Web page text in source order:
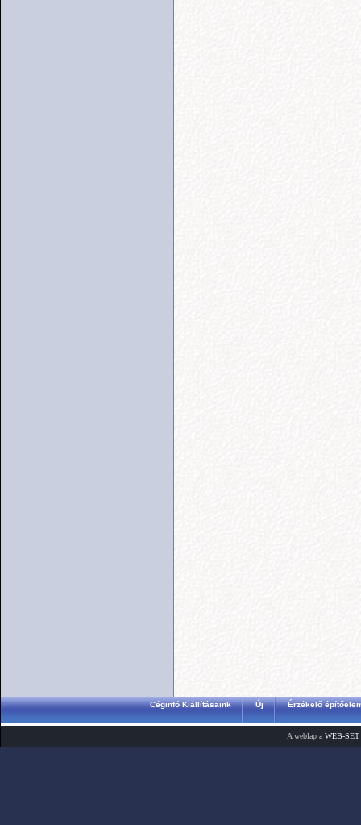
Céginfó Kiállításaink Új Érzékelő
A weblap a WEB-SET